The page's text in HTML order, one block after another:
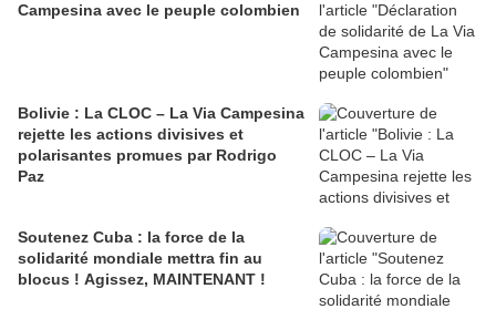
Campesina avec le peuple colombien
Bolivie : La CLOC – La Via Campesina
rejette les actions divisives et
polarisantes promues par Rodrigo
Paz
Soutenez Cuba : la force de la
solidarité mondiale mettra fin au
blocus ! Agissez, MAINTENANT !